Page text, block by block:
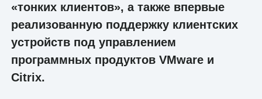
«тонких клиентов», а также впервые
реализованную поддержку клиентских
устройств под управлением
программных продуктов VMware и
Citrix.